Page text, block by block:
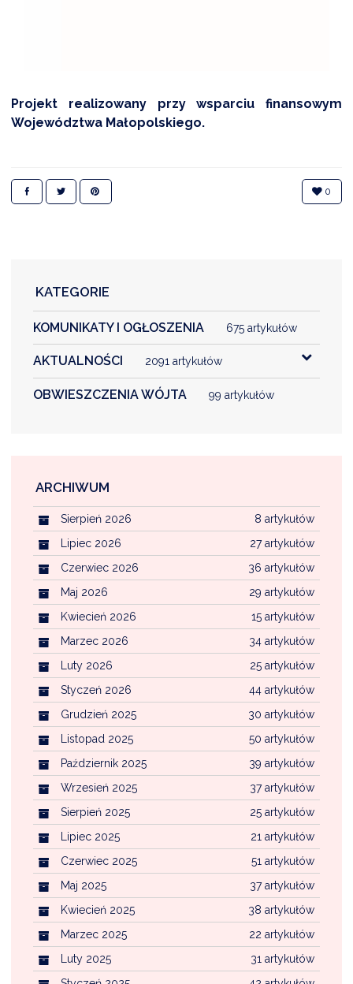
Projekt realizowany przy wsparciu finansowym
Województwa Małopolskiego.
0
KATEGORIE
KOMUNIKATY I OGŁOSZENIA 675 artykułów
AKTUALNOŚCI 2091 artykułów
OBWIESZCZENIA WÓJTA 99 artykułów
ARCHIWUM
8 artykułów
Sierpień 2026
27 artykułów
Lipiec 2026
36 artykułów
Czerwiec 2026
29 artykułów
Maj 2026
15 artykułów
Kwiecień 2026
34 artykułów
Marzec 2026
25 artykułów
Luty 2026
44 artykułów
Styczeń 2026
30 artykułów
Grudzień 2025
50 artykułów
Listopad 2025
39 artykułów
Październik 2025
37 artykułów
Wrzesień 2025
25 artykułów
Sierpień 2025
21 artykułów
Lipiec 2025
51 artykułów
Czerwiec 2025
37 artykułów
Maj 2025
38 artykułów
Kwiecień 2025
22 artykułów
Marzec 2025
31 artykułów
Luty 2025